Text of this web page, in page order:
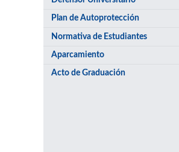
Plan de Autoprotección
Normativa de Estudiantes
Aparcamiento
Acto de Graduación